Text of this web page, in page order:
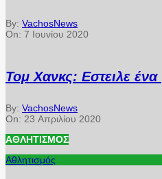
By: VachosNews
On: 7 Ιουνίου 2020
Τομ Χανκς: Εστειλε
By: VachosNews
On: 23 Απριλίου 2020
ΑΘΛΗΤΙΣΜΌΣ
Αθλητισμός